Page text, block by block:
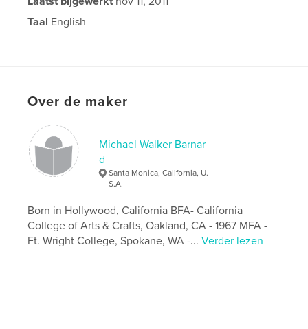
Taal English
Over de maker
Michael Walker Barnar
d
Santa Monica, California, U.
S.A.
Born in Hollywood, California BFA- California
College of Arts & Crafts, Oakland, CA - 1967 MFA -
Ft. Wright College, Spokane, WA -...Verder lezen